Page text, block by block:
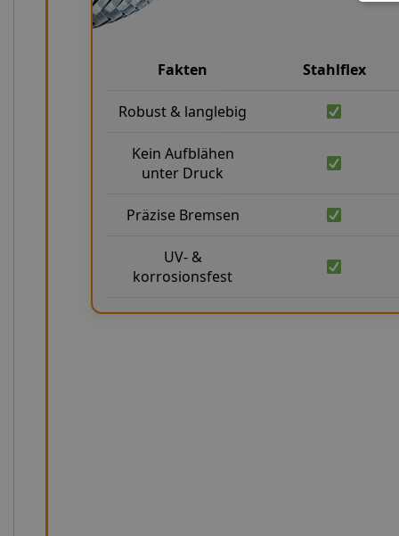
Fakten Stahlflex
Robust & langlebig
Kein Aufblähen
unter Druck
Präzise Bremsen
UV- &
korrosionsfest